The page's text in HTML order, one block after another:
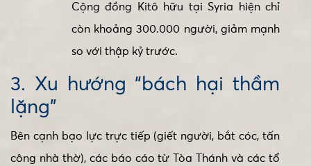
Cộng đồng Kitô hữu tại Syria hiện chỉ
còn khoảng 300.000 người, giảm mạnh
so với thập kỷ trước.
3. Xu hướng “bách hại thầm
lặng”
Bên cạnh bạo lực trực tiếp (giết người, bắt cóc, tấn
công nhà thờ), các báo cáo từ Tòa Thánh và các tổ